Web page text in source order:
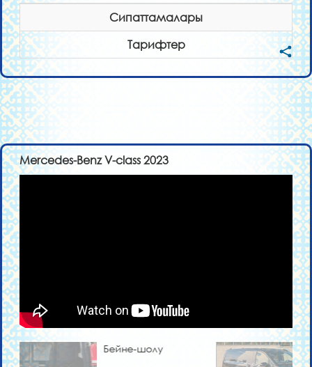
Сипаттамалары
Тарифтер
Mercedes-Benz V-class 2023
Бейне-шолу